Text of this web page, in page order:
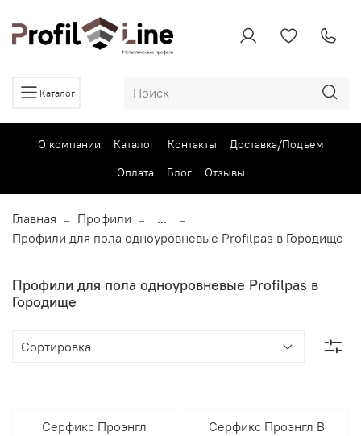
Каталог
О компании Каталог Контакты
Доставка/Подъем
Оплата
Блог Отзывы
Главная Профили
...
Профили для пола одноуровневые Profilpas в Городище
Профили для пола одноуровневые Profilpas в
Городище
Серфикс Проэнгл
Серфикс Проэнгл В